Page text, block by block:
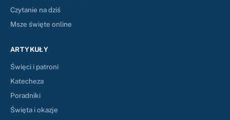
Czytanie na dziś
Msze święte online
ARTYKUŁY
Święci i patroni
Katecheza
Poradniki
Święta i okazje